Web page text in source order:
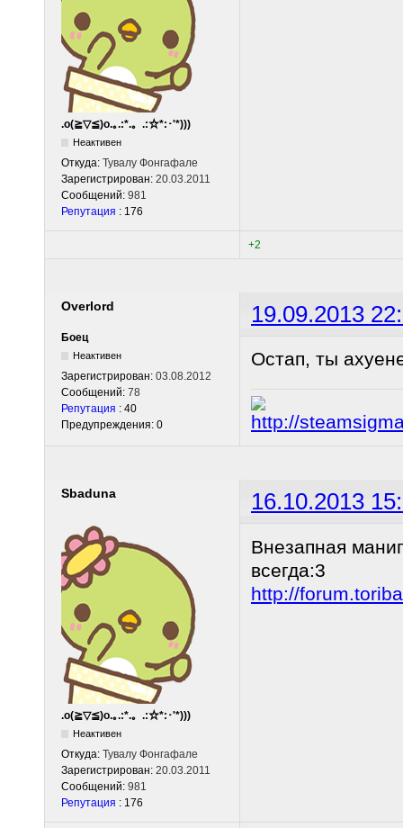
.o(≧▽≦)o.｡.:*.。.:☆*:･'*)))
Неактивен
Откуда: Тувалу Фонгафале
Зарегистрирован: 20.03.2011
Сообщений: 981
Репутация : 176
+2
Overlord 19.09.2013
Боец
Неактивен
Зарегистрирован: 03.08.2012
Сообщений: 78
Репутация : 40
Предупреждения: 0
Остап, ты
Sbaduna 16.10.2013
.o(≧▽≦)o.｡.:*.。.:☆*:･'*)))
Неактивен
Откуда: Тувалу Фонгафале
Зарегистрирован: 20.03.2011
Сообщений: 981
Репутация : 176
Внезапная
всегда:3
http://